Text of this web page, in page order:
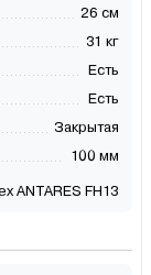
26 см
31 кг
Есть
Есть
Закрытая
100 мм
ANTARES FН13